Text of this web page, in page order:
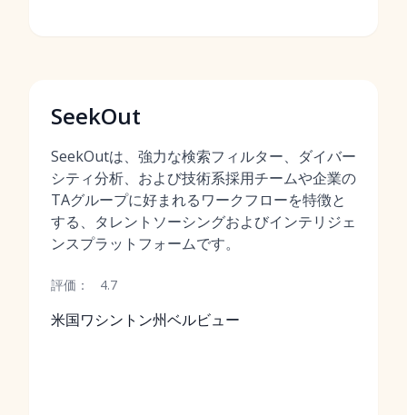
SeekOut
SeekOutは、強力な検索フィルター、ダイバー
シティ分析、および技術系採用チームや企業の
TAグループに好まれるワークフローを特徴と
する、タレントソーシングおよびインテリジェ
ンスプラットフォームです。
評価： 4.7
米国ワシントン州ベルビュー